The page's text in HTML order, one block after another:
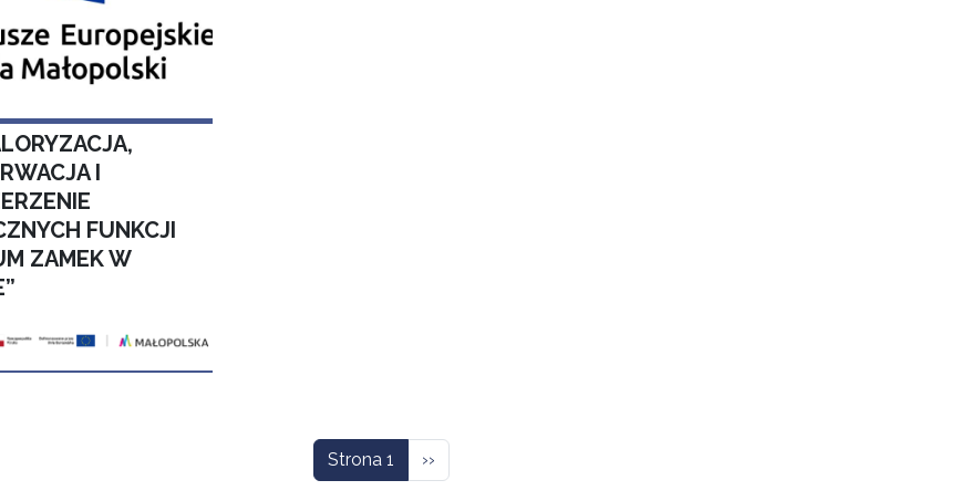
I
FUNKCJI
ZAMEK W
Strona 1 Następna strona
››